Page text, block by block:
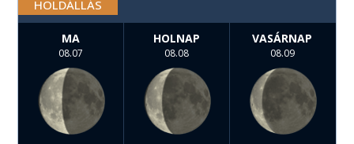
HOLDÁLLÁS
MA
08.07
HOLNAP
08.08
VASÁRNAP
08.09